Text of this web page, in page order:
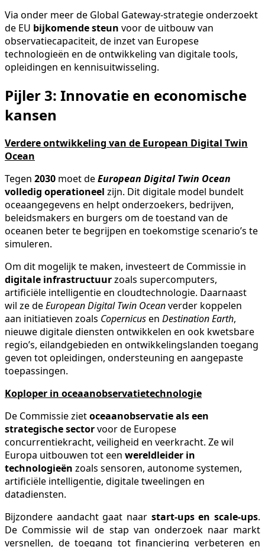
Via onder meer de Global Gateway-strategie onderzoekt
de EU bijkomende steun voor de uitbouw van
observatiecapaciteit, de inzet van Europese
technologieën en de ontwikkeling van digitale tools,
opleidingen en kennisuitwisseling.
Pijler 3: Innovatie en economische
kansen
Verdere ontwikkeling van de European Digital Twin
Ocean
Tegen 2030 moet deEuropean Digital Twin Ocean
volledig operationeel zijn. Dit digitale model bundelt
oceaangegevens en helpt onderzoekers, bedrijven,
beleidsmakers en burgers om de toestand van de
oceanen beter te begrijpen en toekomstige scenario’s te
simuleren.
Om dit mogelijk te maken, investeert de Commissie in
digitale infrastructuurzoals supercomputers,
artificiële intelligentie en cloudtechnologie. Daarnaast
wil ze deEuropean Digital Twin Oceanverder koppelen
aan initiatieven zoals Copernicusen Destination Earth,
nieuwe digitale diensten ontwikkelen en ook kwetsbare
regio’s, eilandgebieden en ontwikkelingslanden toegang
geven tot opleidingen, ondersteuning en aangepaste
toepassingen.
Koploper in oceaanobservatietechnologie
De Commissie zietoceaanobservatie als een
strategische sectorvoor de Europese
concurrentiekracht, veiligheid en veerkracht. Ze wil
Europa uitbouwen tot een wereldleider in
technologieën zoals sensoren, autonome systemen,
artificiële intelligentie, digitale tweelingen en
datadiensten.
Bijzondere aandacht gaat naar start-ups en scale-ups.
De Commissie wil de stap van onderzoek naar markt
versnellen, de toegang tot financiering verbeteren en